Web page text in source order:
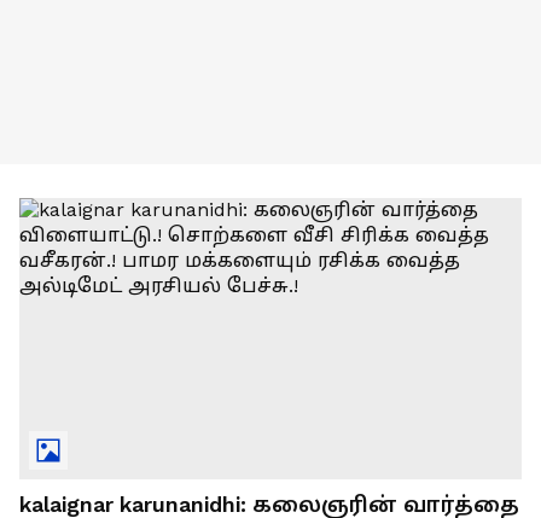
kalaignar karunanidhi: கலைஞரின் வார்த்தை